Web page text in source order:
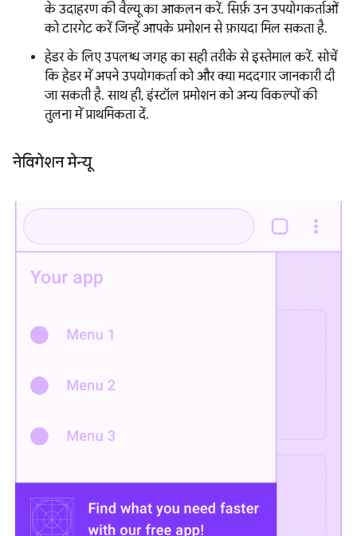
के उदाहरण की वैल्यू का आकलन करें. सिर्फ़ उन उपयोगकर्ताओं
को टारगेट करें जिन्हें आपके प्रमोशन से फ़ायदा मिल सकता है.
हेडर के लिए उपलब्ध जगह का सही तरीके से इस्तेमाल करें. सोचें
कि हेडर में अपने उपयोगकर्ता को और क्या मददगार जानकारी दी
जा सकती है. साथ ही, इंस्टॉल प्रमोशन को अन्य विकल्पों की
तुलना में प्राथमिकता दें.
नेविगेशन मेन्यू